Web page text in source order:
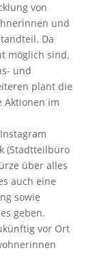
von
und
Da
möglich sind,
und
plant die
Aktionen im
(Stadtteilbüro
über alles
auch eine
sowie
geben.
vor Ort